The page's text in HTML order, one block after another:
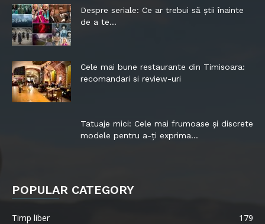
Despre seriale: Ce ar trebui să știi înainte
de a te...
Cele mai bune restaurante din Timisoara:
recomandari si review-uri
Tatuaje mici: Cele mai frumoase și discrete
modele pentru a-ți exprima...
POPULAR CATEGORY
Timp liber
179